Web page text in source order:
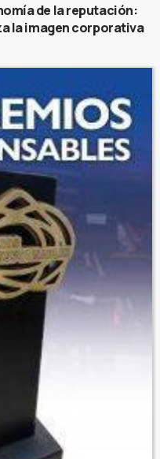
de la reputación:
la imagen corporativa